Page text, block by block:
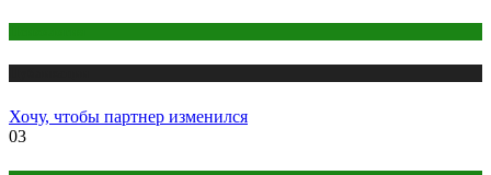
Хочу, чтобы партнер изменился
03